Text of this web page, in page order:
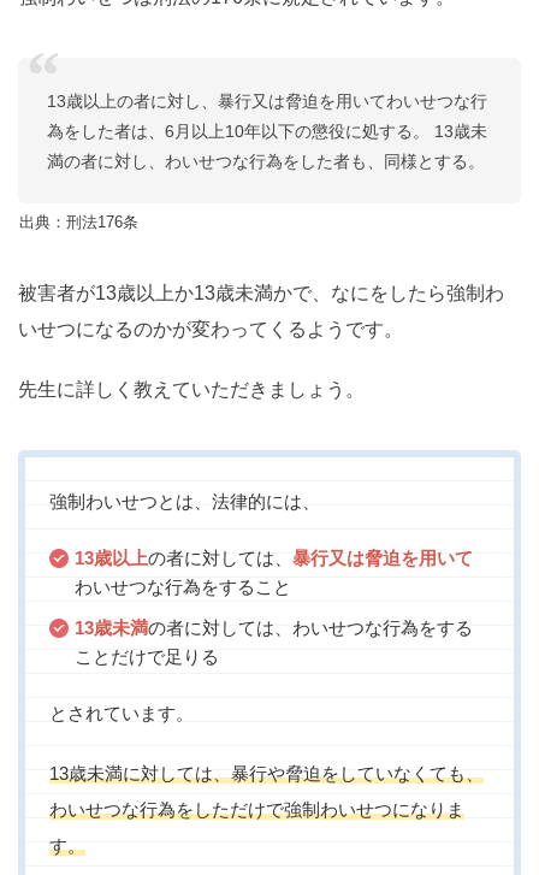
13歳以上の者に対し、暴行又は脅迫を用いてわいせつな行
為をした者は、6月以上10年以下の懲役に処する。 13歳未
満の者に対し、わいせつな行為をした者も、同様とする。
出典：刑法176条
被害者が13歳以上か13歳未満かで、なにをしたら強制わ
いせつになるのかが変わってくるようです。
先生に詳しく教えていただきましょう。
強制わいせつとは、法律的には、
13歳以上の者に対しては、 暴行又は脅迫を用いて
わいせつな行為をすること
13歳未満の者に対しては、わいせつな行為をする
ことだけで足りる
とされています。
13歳未満に対しては、暴行や脅迫をしていなくても、
わいせつな行為をしただけで強制わいせつになりま
す。